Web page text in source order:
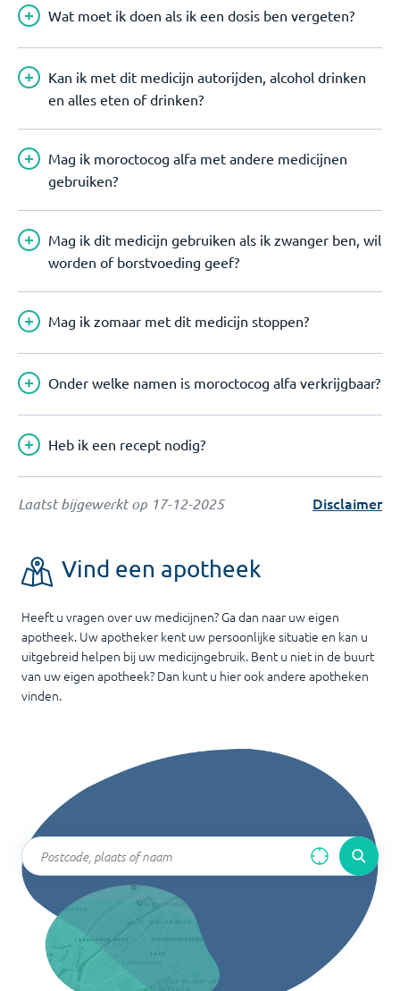
Wat moet ik doen als ik een dosis ben vergeten?
Kan ik met dit medicijn autorijden, alcohol drinken
en alles eten of drinken?
Mag ik moroctocog alfa met andere medicijnen
gebruiken?
Mag ik dit medicijn gebruiken als ik zwanger ben, wil
worden of borstvoeding geef?
Mag ik zomaar met dit medicijn stoppen?
Onder welke namen is moroctocog alfa verkrijgbaar?
Heb ik een recept nodig?
Laatst bijgewerkt op 17-12-2025 Disclaimer
Vind een apotheek
Heeft u vragen over uw medicijnen? Ga dan naar uw eigen
apotheek. Uw apotheker kent uw persoonlijke situatie en kan u
uitgebreid helpen bij uw medicijngebruik. Bent u niet in de buurt
van uw eigen apotheek? Dan kunt u hier ook andere apotheken
vinden.